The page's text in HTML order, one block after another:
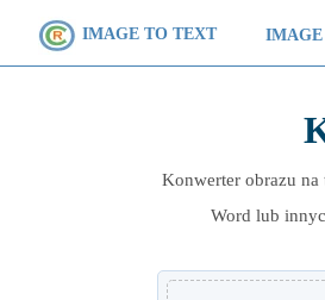
IMAGE TO TEXT IMAGE
Konwerter obrazu
Word lub